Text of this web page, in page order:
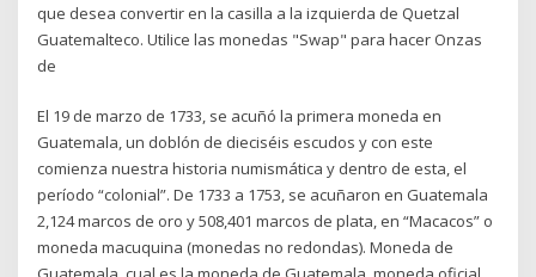
que desea convertir en la casilla a la izquierda de Quetzal
Guatemalteco. Utilice las monedas "Swap" para hacer Onzas
de
El 19 de marzo de 1733, se acuñó la primera moneda en
Guatemala, un doblón de dieciséis escudos y con este
comienza nuestra historia numismática y dentro de esta, el
período “colonial”. De 1733 a 1753, se acuñaron en Guatemala
2,124 marcos de oro y 508,401 marcos de plata, en “Macacos” o
moneda macuquina (monedas no redondas). Moneda de